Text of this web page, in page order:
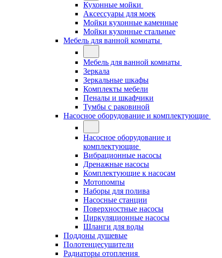
Кухонные мойки
Аксессуары для моек
Мойки кухонные каменные
Мойки кухонные стальные
Мебель для ванной комнаты
Мебель для ванной комнаты
Зеркала
Зеркальные шкафы
Комплекты мебели
Пеналы и шкафчики
Тумбы с раковиной
Насосное оборудование и комплектующие
Насосное оборудование и
комплектующие
Вибрационные насосы
Дренажные насосы
Комплектующие к насосам
Мотопомпы
Наборы для полива
Насосные станции
Поверхностные насосы
Циркуляционные насосы
Шланги для воды
Поддоны душевые
Полотенцесушители
Радиаторы отопления